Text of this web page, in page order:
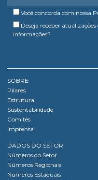
Você concorda com nossa
Deseja receber
informações?
SOBRE
Pilares
Estrutura
Sustentabilidade
Comitês
Imprensa
DADOS DO SETOR
Números do Setor
Números Regionais
Números Estaduais